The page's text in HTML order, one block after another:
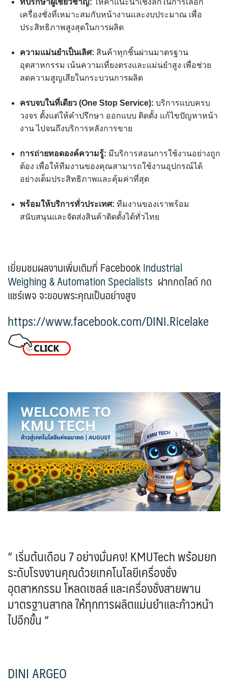
ที่ปรึกษาผู้เชี่ยวชาญ: ให้คำแนะนำเชิงลึกในการเลือก
เครื่องชั่งที่เหมาะสมกับหน้างานและงบประมาณ เพื่อ
ประสิทธิภาพสูงสุดในการผลิต
ความแม่นยำเป็นเลิศ: สินค้าทุกชิ้นผ่านมาตรฐาน
อุตสาหกรรม เน้นความเที่ยงตรงและแม่นยำสูง เพื่อช่วย
ลดความสูญเสียในกระบวนการผลิต
ครบจบในที่เดียว (One Stop Service): บริการแบบครบ
วงจร ตั้งแต่ให้คำปรึกษา ออกแบบ ติดตั้ง แก้ไขปัญหาหน้า
งาน ไปจนถึงบริการหลังการขาย
การถ่ายทอดองค์ความรู้: มีบริการสอนการใช้งานอย่างถูก
ต้อง เพื่อให้ทีมงานของคุณสามารถใช้งานอุปกรณ์ได้
อย่างเต็มประสิทธิภาพและคุ้มค่าที่สุด
พร้อมให้บริการทั่วประเทศ: ทีมงานของเราพร้อม
สนับสนุนและจัดส่งสินค้าติดตั้งได้ทั่วไทย
เยี่ยมชมผลงานเพิ่มเติมที่ FacebookIndustrial
Weighing & Automation Specialists ฝากกดไลด์ กด
แชร์เพจ จะขอบพระคุณเป็นอย่างสูง
https://www.facebook.com/DINI.Ricelake
” เริ่มต้นเดือน 7 อย่างมั่นคง! KMUTech พร้อมยก
ระดับโรงงานคุณด้วยเทคโนโลยีเครื่องชั่ง
อุตสาหกรรม โหลดเซลล์ และเครื่องชั่งสายพาน
มาตรฐานสากล ให้ทุกการผลิตแม่นยำและก้าวหน้า
ไปอีกขั้น “
DINI ARGEO